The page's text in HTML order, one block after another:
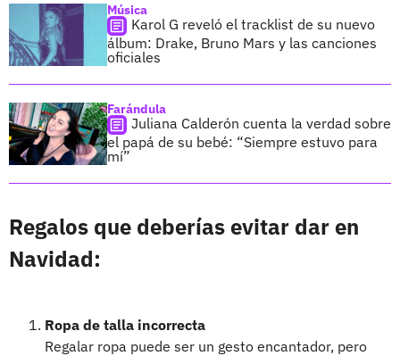
Música
Karol G reveló el tracklist de su nuevo
álbum: Drake, Bruno Mars y las canciones
oficiales
Farándula
Juliana Calderón cuenta la verdad sobre
el papá de su bebé: “Siempre estuvo para
mí”
Regalos que deberías evitar dar en
Navidad:
Ropa de talla incorrecta
Regalar ropa puede ser un gesto encantador, pero